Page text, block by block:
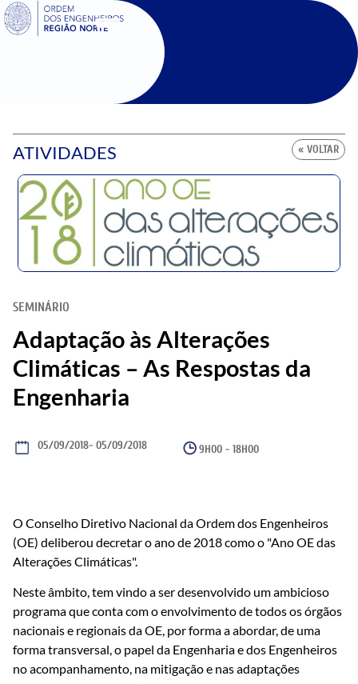
SIGOE
« VOLTAR
ATIVIDADES
SEMINÁRIO
Adaptação às Alterações
Climáticas – As Respostas da
Engenharia
05/09/2018- 05/09/2018 9H00 - 18H00
O Conselho Diretivo Nacional da Ordem dos Engenheiros
(OE) deliberou decretar o ano de 2018 como o "Ano OE das
Alterações Climáticas".
Neste âmbito, tem vindo a ser desenvolvido um ambicioso
programa que conta com o envolvimento de todos os órgãos
nacionais e regionais da OE, por forma a abordar, de uma
forma transversal, o papel da Engenharia e dos Engenheiros
no acompanhamento, na mitigação e nas adaptações